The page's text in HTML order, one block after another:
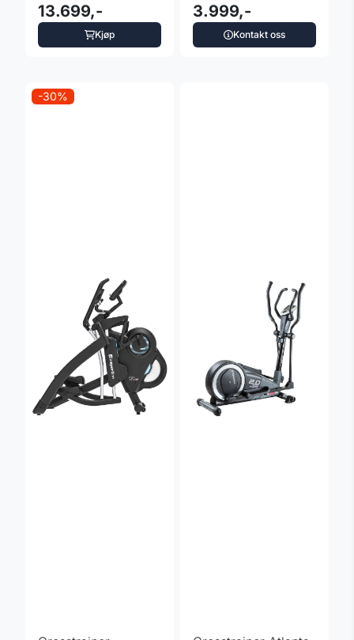
ET600i - 8 kg
svinghjul
13.699,-
Kjøp
3.999,-
Kontakt oss
-30%